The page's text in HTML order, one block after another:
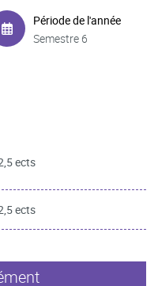
Période de l'année
Semestre 6
ects
ects